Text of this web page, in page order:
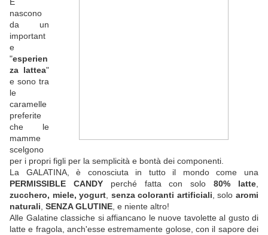
nascono
da un
important
e
"esperien
za lattea"
e sono tra
le
caramelle
preferite
che le
mamme
scelgono
per i propri figli per la semplicità e bontà dei componenti.
La GALATINA, è conosciuta in tutto il mondo come una
PERMISSIBLE CANDY
perché fatta con solo80% latte
zucchero, miele, yogurt senza coloranti artificiali , soloaromi
naturali SENZA GLUTINE , e niente altro!
Alle Galatine classiche si affiancano le nuove tavolette al gusto di
latte e fragola, anch'esse estremamente golose, con il sapore dei